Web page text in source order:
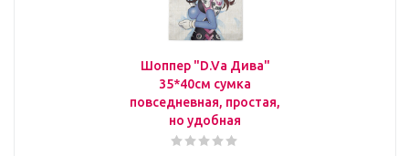
Шоппер "D.Va Дива"
35*40см сумка
повседневная, простая,
но удобная